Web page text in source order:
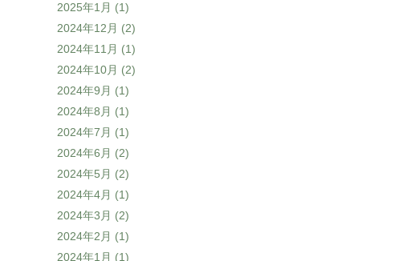
2025年1月 (1)
2024年12月 (2)
2024年11月 (1)
2024年10月 (2)
2024年9月 (1)
2024年8月 (1)
2024年7月 (1)
2024年6月 (2)
2024年5月 (2)
2024年4月 (1)
2024年3月 (2)
2024年2月 (1)
2024年1月 (1)